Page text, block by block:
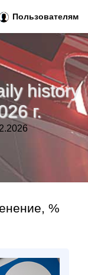
history
г.
%
Пользователям